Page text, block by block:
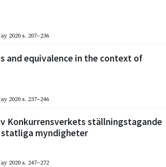
2020s. 207–236
and equivalence in the context of
2020s. 237–246
Konkurrensverkets ställningstagande
statliga myndigheter
2020s. 247–272